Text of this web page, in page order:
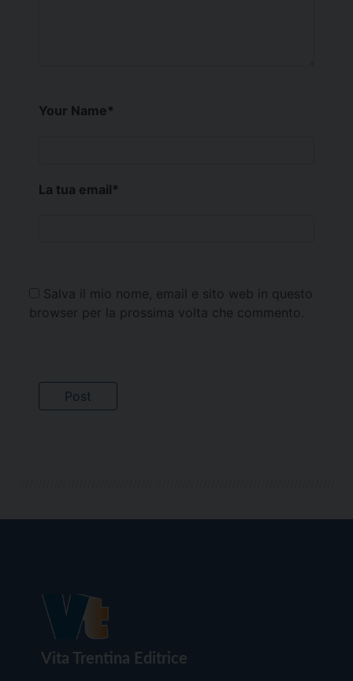
Your Name*
La tua email*
Salva il mio nome, email e sito web in questo
browser per la prossima volta che commento.
Vita Trentina Editrice